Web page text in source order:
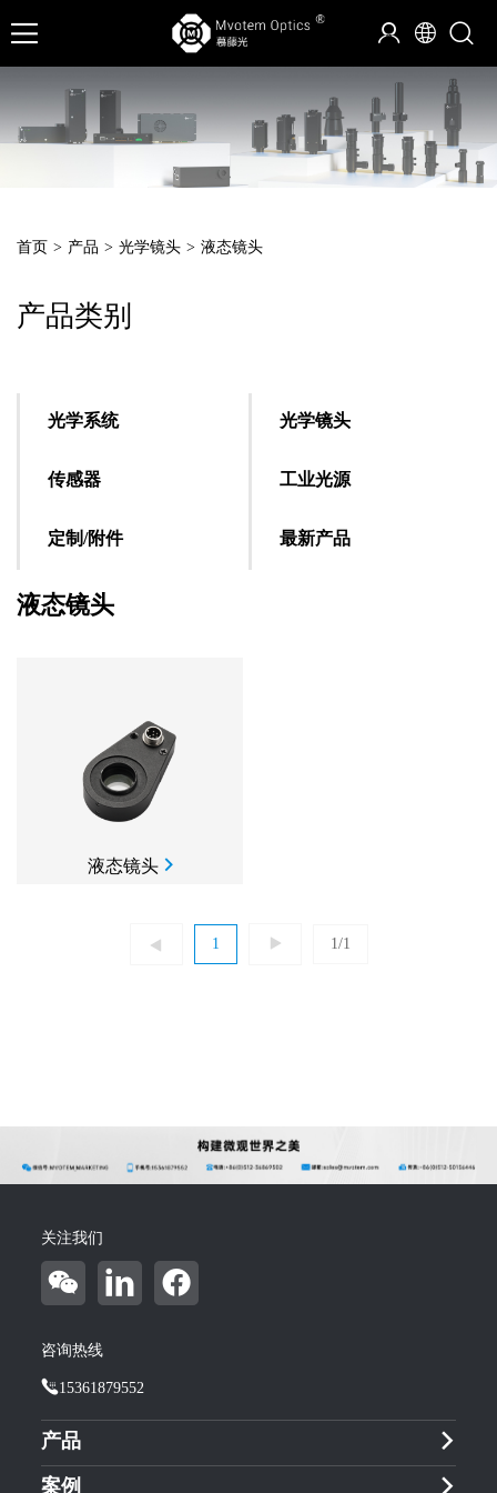
首页 > 产品 > 光学镜头 > 液态镜头
产品类别
光学系统 光学镜头
传感器 工业光源
定制/附件 最新产品
液态镜头
液态镜头
1 1/1
关注我们
咨询热线
15361879552
产品
案例